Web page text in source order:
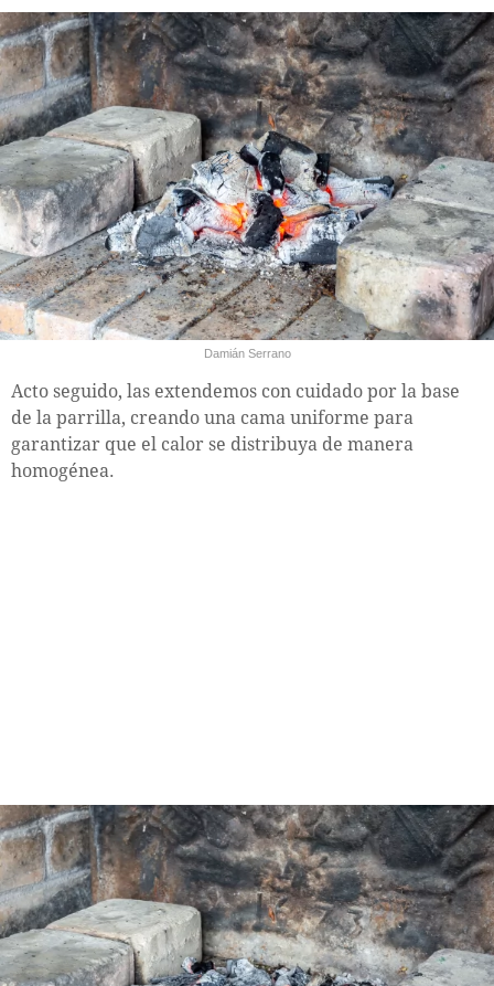
Damián Serrano
Acto seguido, las extendemos con cuidado por la base
de la parrilla, creando una cama uniforme para
garantizar que el calor se distribuya de manera
homogénea.